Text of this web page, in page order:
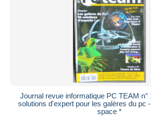
Journal revue informatique PC TEAM n°
solutions d'expert pour les galères du pc
space *